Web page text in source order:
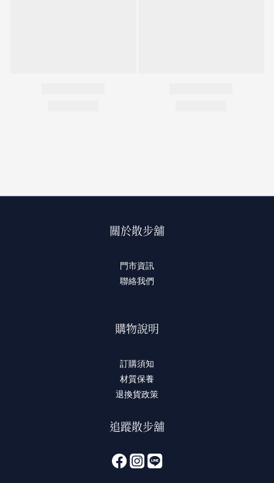
關於散步舖
門市資訊
聯絡我們
購物說明
訂購須知
材質保養
退換貨政策
追蹤散步舖